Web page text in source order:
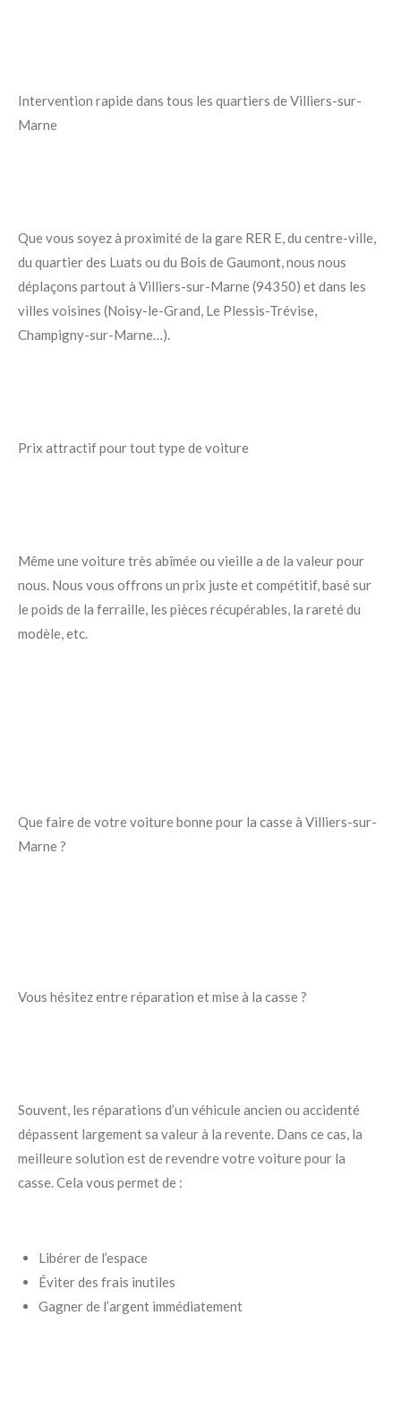
Intervention rapide dans tous les quartiers de Villiers-sur-
Marne
Que vous soyez à proximité de la gare RER E, du centre-ville,
du quartier des Luats ou du Bois de Gaumont, nous nous
déplaçons partout à Villiers-sur-Marne (94350) et dans les
villes voisines (Noisy-le-Grand, Le Plessis-Trévise,
Champigny-sur-Marne…).
Prix attractif pour tout type de voiture
Même une voiture très abîmée ou vieille a de la valeur pour
nous. Nous vous offrons un prix juste et compétitif, basé sur
le poids de la ferraille, les pièces récupérables, la rareté du
modèle, etc.
Que faire de votre voiture bonne pour la casse à Villiers-sur-
Marne ?
Vous hésitez entre réparation et mise à la casse ?
Souvent, les réparations d’un véhicule ancien ou accidenté
dépassent largement sa valeur à la revente. Dans ce cas, la
meilleure solution est de revendre votre voiture pour la
casse. Cela vous permet de :
Libérer de l’espace
Éviter des frais inutiles
Gagner de l’argent immédiatement